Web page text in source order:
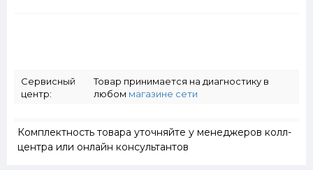
Сервисный
центр:
Товар принимается на диагностику в
любом магазине сети
Комплектность товара уточняйте у менеджеров колл-
центра или онлайн консультантов